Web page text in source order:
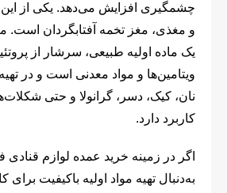
چشمگیری افزایش می‌دهد. یکی از این
و مغذی، مغز تخمه آفتابگردان است.
یک ماده اولیه طبیعی، سرشار از
ویتامین‌ها و مواد معدنی است و در
نان، کیک، دسر، گرانولا و حتی
کاربرد دارد.
اگر در زمینه خرید عمده لوازم قنادی
به‌دنبال تهیه مواد اولیه باکیفیت برای